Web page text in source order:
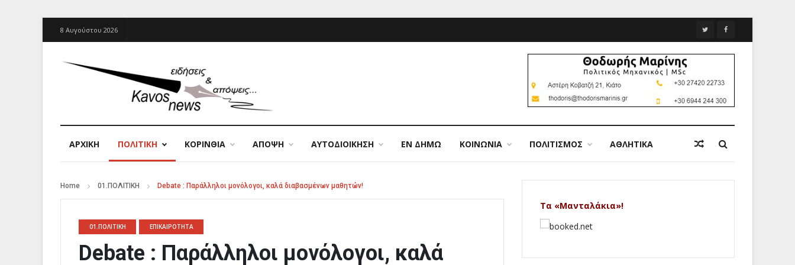
8 Αυγούστου 2026
ΑΡΧΙΚΉ ΠΟΛΙΤΙΚΗ ΚΟΡΙΝΘΙΑ ΑΠΟΨΗ ΑΥΤΟΔΙΟΙΚΗΣΗ ΕΝ ΔΗΜΩ ΚΟΙΝΩΝΙΑ ΠΟΛΙΤΙΣΜΟΣ ΑΘΛΗΤΙΚΑ
Home 01.ΠΟΛΙΤΙΚΗ Debate : Παράλληλοι μονόλογοι, καλά διαβασμένων μαθητών!
01.ΠΟΛΙΤΙΚΗ ΕΠΙΚΑΙΡΟΤΗΤΑ
Debate : Παράλληλοι μονόλογοι, καλά
Τα «Μανταλάκια»!